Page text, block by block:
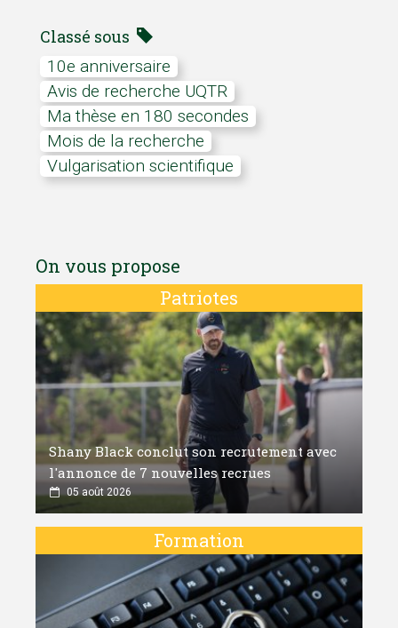
Classé sous
10e anniversaire
Avis de recherche UQTR
Ma thèse en 180 secondes
mois de la recherche
Vulgarisation scientifique
On vous propose
Patriotes
Shany Black conclut son recrutement avec
l'annonce de 7 nouvelles recrues
05 août 2026
Formation